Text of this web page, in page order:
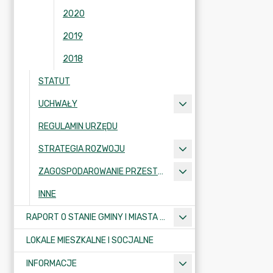
2020
2019
2018
STATUT
UCHWAŁY
REGULAMIN URZĘDU
STRATEGIA ROZWOJU
ZAGOSPODAROWANIE PRZESTRZENNE
INNE
RAPORT O STANIE GMINY I MIASTA KRAJENKA
LOKALE MIESZKALNE I SOCJALNE
INFORMACJE